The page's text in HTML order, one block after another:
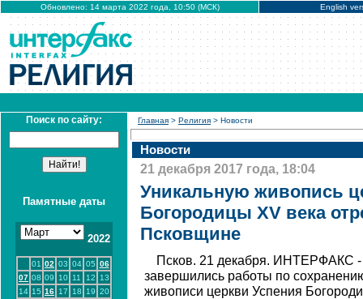
Обновлено: 14 марта 2022 года, 10:50 (МСК) English
Поиск по сайту:
Памятные даты
2022
01 02 03 04 05 06
07 08 09 10 11 12
13
14 15 16 17 18 19 20
Главная > Религия > Новости
Новости
21 декабря 2017 года, 18:04
Уникальную живопись
Богородицы XV века
Псковщине
Псков. 21 декабря. ИНТЕРФАКС -
завершились работы по
живописи церкви Успения